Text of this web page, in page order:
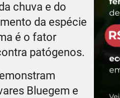
chuva e do
da espécie
é o fator
patógenos.
Bluegem e